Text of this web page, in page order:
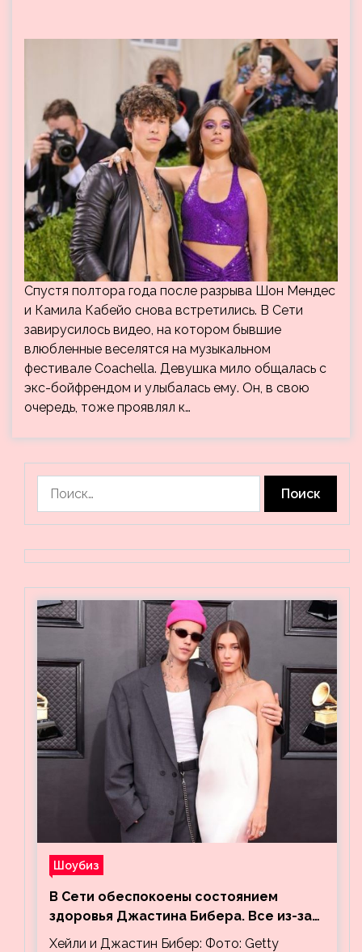
Cпустя полтора года после разрыва Шон Мендес
и Камила Кабейо снова встретились. В Сети
завирусилось видео, на котором бывшие
влюбленные веселятся на музыкальном
фестивале Coachella. Девушка мило общалась с
экс-бойфрендом и улыбалась ему. Он, в свою
очередь, тоже проявлял к…
Шоубиз
В Сети обеспокоены состоянием
здоровья Джастина Бибера. Все из-за
видео, на котором его успокаивает
Хейли и Джастин Бибер: Фото: Getty